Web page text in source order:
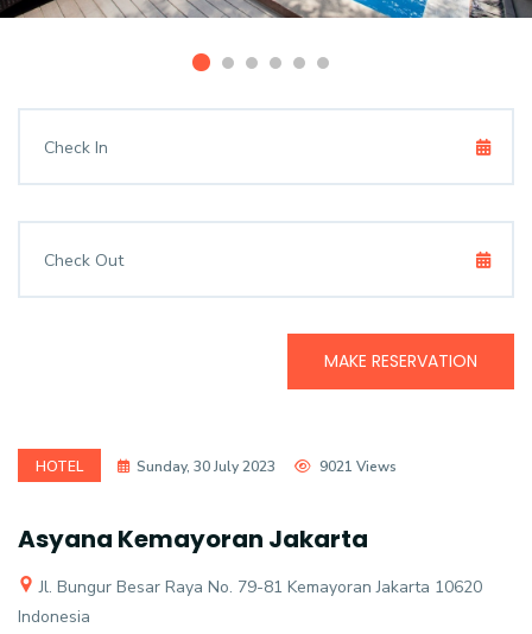
MAKE RESERVATION
HOTEL Sunday, 30 July 2023 9021 Views
Asyana Kemayoran Jakarta
Jl. Bungur Besar Raya No. 79-81 Kemayoran Jakarta 10620
Indonesia